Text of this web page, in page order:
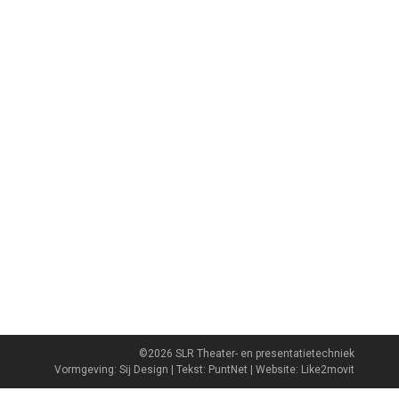
©2026 SLR Theater- en presentatietechniek
Vormgeving: Sij Design | Tekst: PuntNet | Website: Like2movit